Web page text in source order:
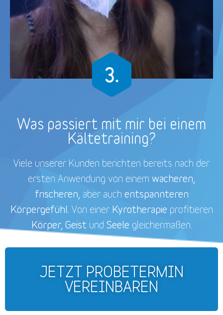
Was passiert mit mir bei einem
Kältetraining?
Viele unserer Kunden berichten bereits nach der
ersten Anwendung von einem wacheren,
frischeren, aber auch entspannteren
Körpergefühl. Von einer Kyrotherapie profitieren
Körper, Geistund Seele gleichermaßen.
JETZT PROBETERMIN
VEREINBAREN